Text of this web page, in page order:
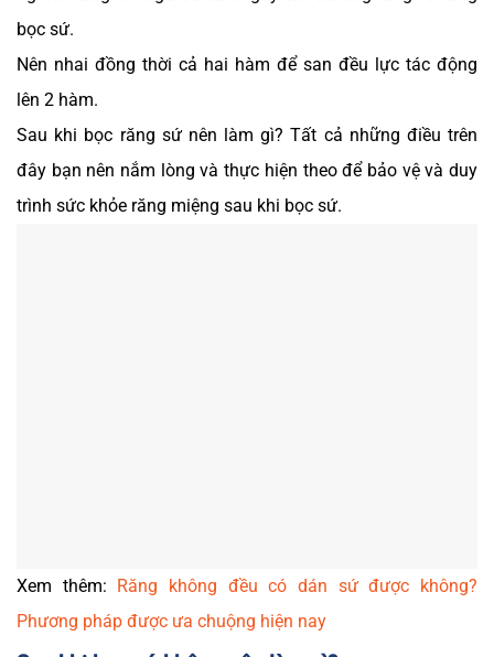
bọc sứ.
Nên nhai đồng thời cả hai hàm để san đều lực tác động
lên 2 hàm.
Sau khi bọc răng sứ nên làm gì? Tất cả những điều trên
đây bạn nên nắm lòng và thực hiện theo để bảo vệ và duy
trình sức khỏe răng miệng sau khi bọc sứ.
Xem thêm: Răng không đều có dán sứ được không?
Phương pháp được ưa chuộng hiện nay